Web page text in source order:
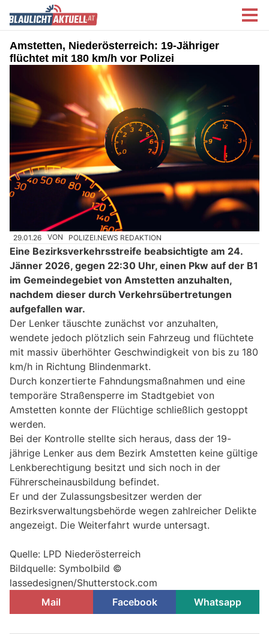
Amstetten, Niederösterreich: 19-Jähriger
flüchtet mit 180 km/h vor Polizei
29.01.26 VON POLIZEI.NEWS REDAKTION
Eine Bezirksverkehrsstreife beabsichtigte am 24.
Jänner 2026, gegen 22:30 Uhr, einen Pkw auf der B1
im Gemeindegebiet von Amstetten anzuhalten,
nachdem dieser durch Verkehrsübertretungen
aufgefallen war.
Der Lenker täuschte zunächst vor anzuhalten,
wendete jedoch plötzlich sein Fahrzeug und flüchtete
mit massiv überhöhter Geschwindigkeit von bis zu 180
km/h in Richtung Blindenmarkt.
Durch konzertierte Fahndungsmaßnahmen und eine
temporäre Straßensperre im Stadtgebiet von
Amstetten konnte der Flüchtige schließlich gestoppt
werden.
Bei der Kontrolle stellte sich heraus, dass der 19-
jährige Lenker aus dem Bezirk Amstetten keine gültige
Lenkberechtigung besitzt und sich noch in der
Führerscheinausbildung befindet.
Er und der Zulassungsbesitzer werden der
Bezirksverwaltungsbehörde wegen zahlreicher Delikte
angezeigt. Die Weiterfahrt wurde untersagt.
Quelle: LPD Niederösterreich
Bildquelle: Symbolbild ©
lassedesignen/Shutterstock.com
Mail
Facebook Whatsapp